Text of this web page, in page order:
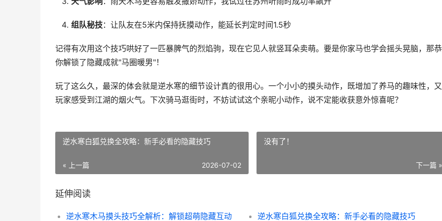
组队秘技：让队友在5米内保持抚摸动作，能延长判定时间1.5秒
记得有次用这个技巧哄好了一匹暴脾气的烈焰驹，现在它见人就竖耳朵卖萌。要是你家马也学会摇头晃脑，那
你解锁了隐藏成就"马圈暖男"！
玩了这么久，最深的体会就是逆水寒的细节设计真的很用心。一个小小的摸头动作，既增加了养马的趣味性，
玩家感受到江湖的烟火气。下次骑马逛街时，不妨试试这个亲昵小动作，说不定能收获意外惊喜呢？
逆水寒白狐兑换全攻略：新手必看的隐藏技巧
« 上一篇 2026-07-02
没有了！
下一篇 »
延伸阅读
逆水寒木马摸头技巧全解析：解锁超萌隐藏互动 逆水寒白狐兑换全攻略：新手必看的隐藏技巧